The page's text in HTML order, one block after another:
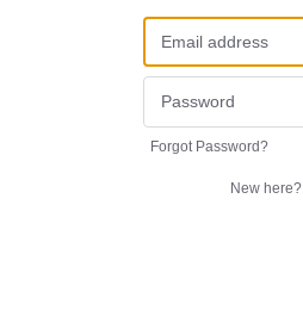
Forgot Password?
New here?